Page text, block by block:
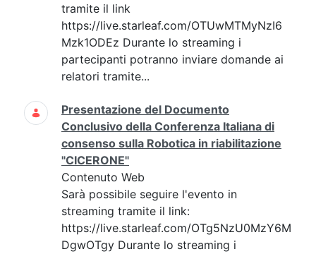
tramite il link
https://live.starleaf.com/OTUwMTMyNzI6
Mzk1ODEz Durante lo streaming i
partecipanti potranno inviare domande ai
relatori tramite...
Presentazione del Documento
Conclusivo della Conferenza Italiana di
consenso sulla Robotica in riabilitazione
"CICERONE"
Contenuto Web
Sarà possibile seguire l'evento in
streaming tramite il link:
https://live.starleaf.com/OTg5NzU0MzY6M
DgwOTgy Durante lo streaming i